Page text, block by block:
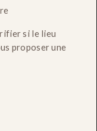
si le lieu
proposer une